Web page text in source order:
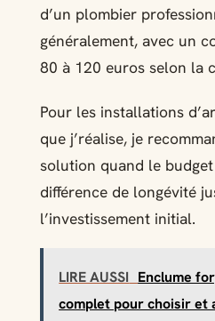
d’un plombier
généralement, avec un
80 à 120 euros selon la
Pour les installations
que j’réalise, je
solution quand le
différence de longévité
l’investissement initial.
LIRE AUSSI Enclume
complet pour choisir et